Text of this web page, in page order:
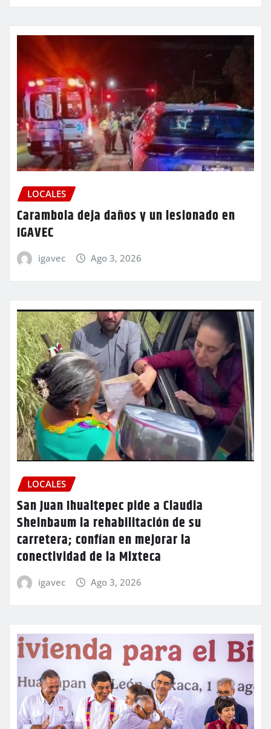
LOCALES
Carambola deja daños y un lesionado en
IGAVEC
igavec Ago 3, 2026
LOCALES
San Juan Ihualtepec pide a Claudia
Sheinbaum la rehabilitación de su
carretera; confían en mejorar la
conectividad de la Mixteca
igavec Ago 3, 2026